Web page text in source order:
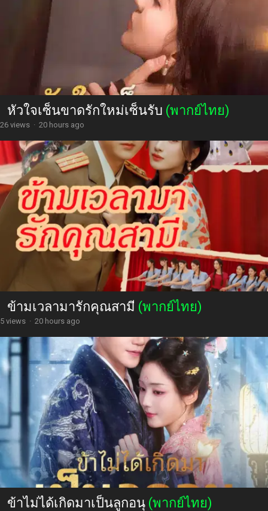
หัวใจเซ็นขาดรักใหม่เซ็นรับ (พากย์ไทย)
26 views · 20 hours ago
ข้ามเวลามารักคุณสามี (พากย์ไทย)
5 views · 20 hours ago
ข้าไม่ได้เกิดมาเป็นลูกอนุ (พากย์ไทย)